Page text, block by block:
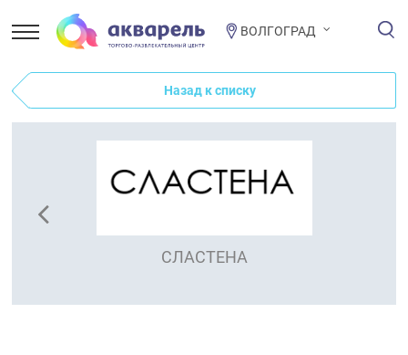
ВОЛГОГРАД
Назад к списку
СЛАСТЕНА